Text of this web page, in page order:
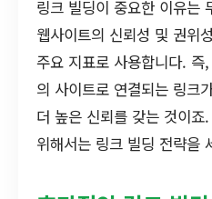
링크 빌딩이 중요한 이유는
웹사이트의 신뢰성 및 권위
주요 지표로 사용합니다.
의 사이트로 연결되는 링크
더 높은 신뢰를 갖는 것이죠
위해서는 링크 빌딩 전략을